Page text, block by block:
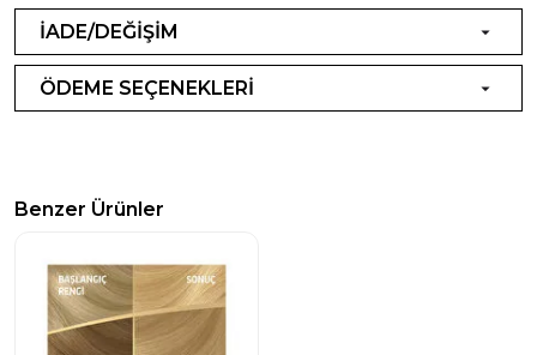
İADE/DEĞİŞİM
ÖDEME SEÇENEKLERİ
Benzer Ürünler